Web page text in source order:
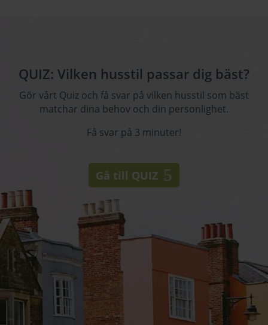
QUIZ: Vilken husstil passar dig bäst?
Gör vårt Quiz och få svar på vilken husstil som bäst
matchar dina behov och din personlighet.
Få svar på 3 minuter!
Gå till QUIZ